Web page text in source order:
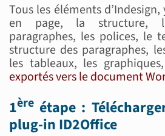
Tous les éléments
en page, la structure,
paragraphes, les polices, le
structure des paragraphes,
les tableaux, les
exportés vers le document
1èreétape :
plug-in ID2Office